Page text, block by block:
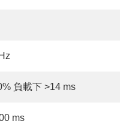
負載下 >14 ms
ms